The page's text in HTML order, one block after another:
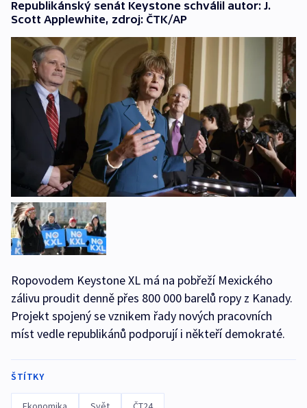
Republikánský senát Keystone schválil autor: J.
Scott Applewhite, zdroj: ČTK/AP
Ropovodem Keystone XL má na pobřeží Mexického
zálivu proudit denně přes 800 000 barelů ropy z Kanady.
Projekt spojený se vznikem řady nových pracovních
míst vedle republikánů podporují i někteří demokraté.
ŠTÍTKY